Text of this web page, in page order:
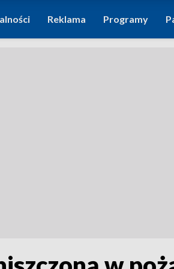
Reklama Programy